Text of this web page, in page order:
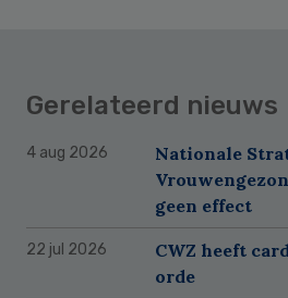
Gerelateerd nieuws
4 aug 2026
Nationale
geen effect
22 jul 2026
CWZ heeft
orde